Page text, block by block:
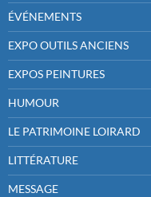
ÉVÉNEMENTS
EXPO OUTILS ANCIENS
EXPOS PEINTURES
HUMOUR
LE PATRIMOINE LOIRARD
LITTÉRATURE
MESSAGE